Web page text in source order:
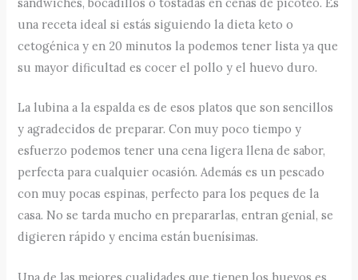
una receta ideal si estás siguiendo la dieta keto o
cetogénica y en 20 minutos la podemos tener lista ya que
su mayor dificultad es cocer el pollo y el huevo duro.
La lubina a la espalda es de esos platos que son sencillos
y agradecidos de preparar. Con muy poco tiempo y
esfuerzo podemos tener una cena ligera llena de sabor,
perfecta para cualquier ocasión. Además es un pescado
con muy pocas espinas, perfecto para los peques de la
casa. No se tarda mucho en prepararlas, entran genial, se
digieren rápido y encima están buenísimas.
Una de las mejores cualidades que tienen los huevos es